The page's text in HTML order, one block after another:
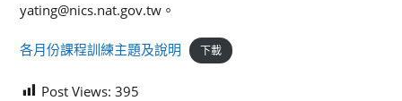
yating@nics.nat.gov.tw。
各月份課程訓練主題及說明 下載
Post Views: 395